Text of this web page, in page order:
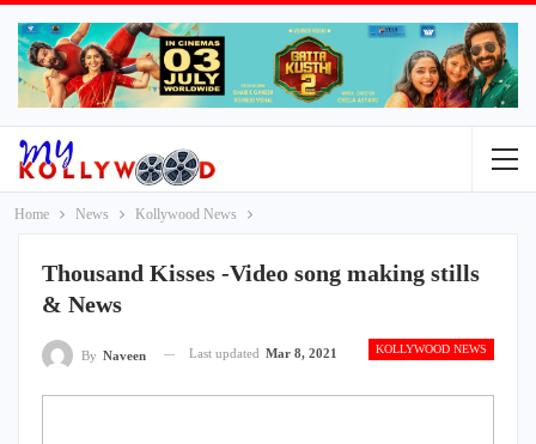
Home News Kollywood News
Thousand Kisses -Video song making stills
& News
KOLLYWOOD NEWS
By Naveen Last updated Mar 8, 2021